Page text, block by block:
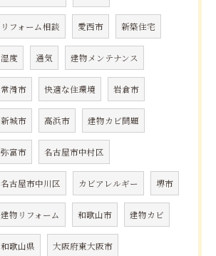
リフォーム相談 愛西市 新築住宅
湿度 通気 建物メンテナンス
常滑市 快適な住環境 岩倉市
新城市 高浜市 建物カビ問題
弥富市 名古屋市中村区
名古屋市中川区 カビアレルギー 堺市
建物リフォーム 和歌山市 建物カビ
和歌山県 大阪府東大阪市